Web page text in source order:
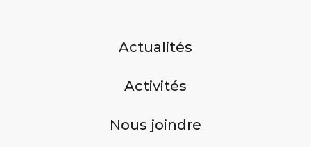
Actualités
Activités
Nous joindre